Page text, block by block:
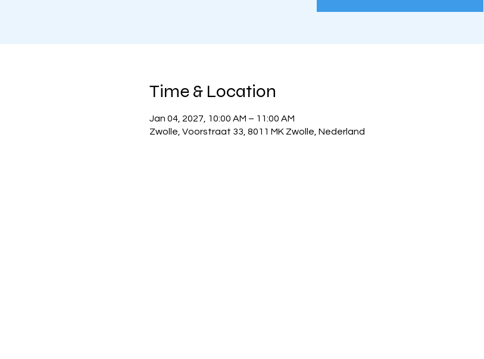
Time & Location
Jan 04, 2027, 10:00 AM – 11:00 AM
Zwolle, Voorstraat 33, 8011 MK Zwolle, Nederland